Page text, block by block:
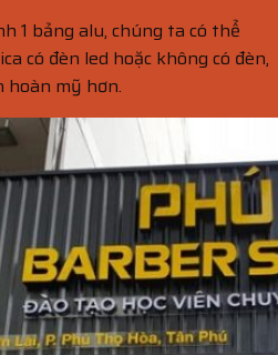
1 bảng alu, chúng ta có thể
có đèn led hoặc không có đèn,
hoàn mỹ hơn.